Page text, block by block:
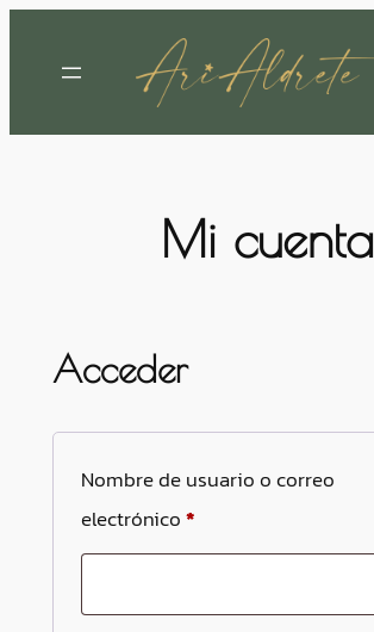
contenido
Mi cuenta
Acceder
Nombre de usuario o correo
electrónico *Obligatorio